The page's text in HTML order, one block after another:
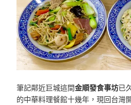
筆記鄰近巨城這間金順發食事坊已
的中華料理餐館十幾年，現回台灣